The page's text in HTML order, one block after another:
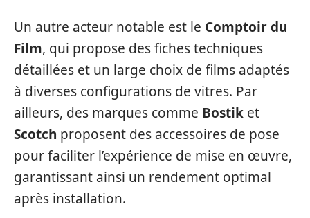
Un autre acteur notable est le Comptoir du
Film, qui propose des fiches techniques
détaillées et un large choix de films adaptés
à diverses configurations de vitres. Par
ailleurs, des marques comme Bostik et
Scotch proposent des accessoires de pose
pour faciliter l’expérience de mise en œuvre,
garantissant ainsi un rendement optimal
après installation.